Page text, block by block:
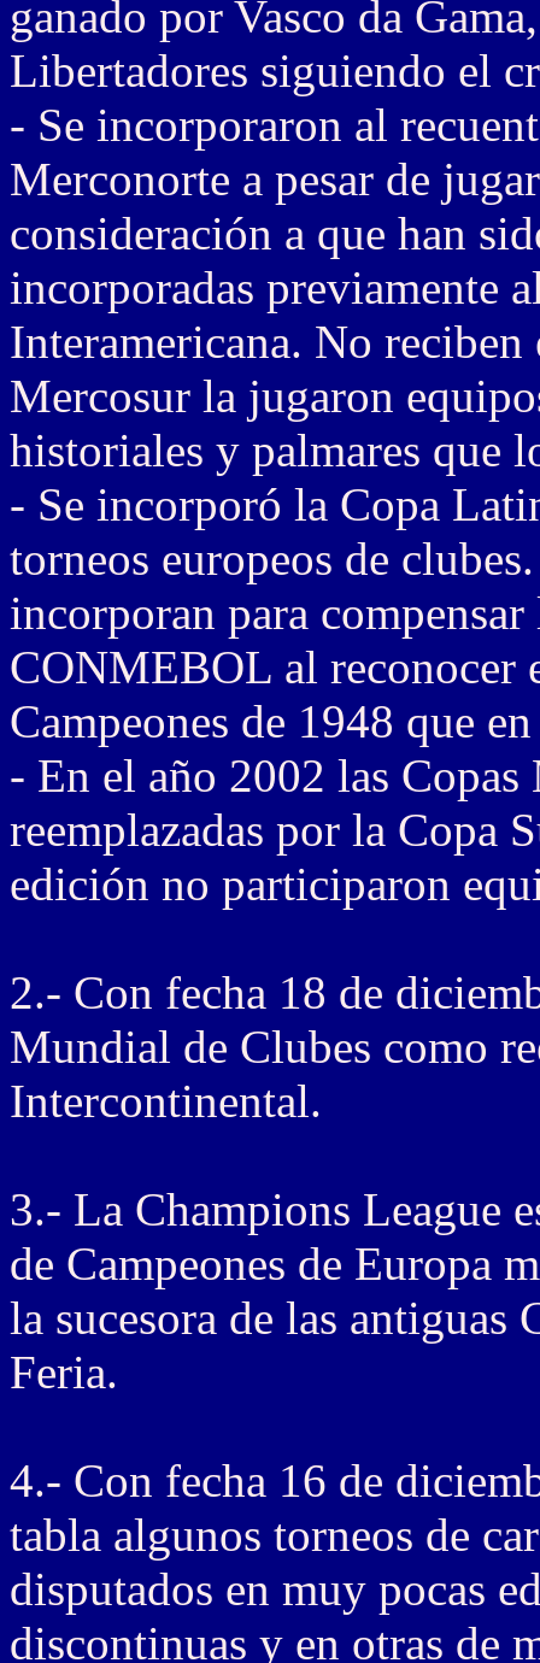
ganado por Vasco da
Libertadores siguiendo el
- Se incorporaron al
Merconorte a pesar de
consideración a que han
incorporadas previamente
Interamericana. No
Mercosur la jugaron
historiales y palmares que
- Se incorporó la Copa
torneos europeos de
incorporan para
CONMEBOL al reconocer
Campeones de 1948 que
- En el año 2002 las
reemplazadas por la Copa
edición no participaron
2.- Con fecha 18 de
Mundial de Clubes como
Intercontinental.
3.- La Champions League
de Campeones de Europa
la sucesora de las antiguas
Feria.
4.- Con fecha 16 de
tabla algunos torneos de
disputados en muy pocas
discontinuas y en otras de